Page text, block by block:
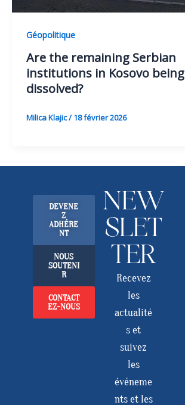
Géopolitique
Are the remaining Serbian
institutions in Kosovo being
dissolved?
Milica Klajic/18 février 2026
DEVENE
Z
ADHÉRE
NT
NOUS
SOUTENI
R
CONTACT
EZ-NOUS
NEW
SLET
TER
Recevez
les
actualité
s et
suivez
les
événeme
nts et les